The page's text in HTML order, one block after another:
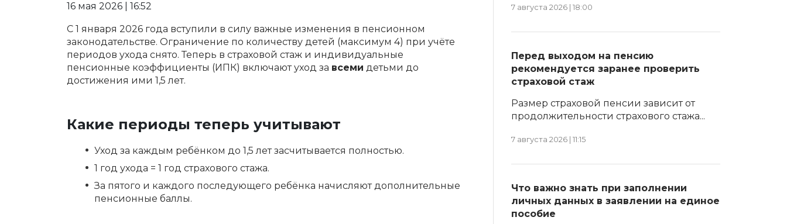
16 мая 2026 | 16:52
С 1 января 2026 года вступили в силу важные изменения в пенсионном
законодательстве. Ограничение по количеству детей (максимум 4) при учёте
периодов ухода снято. Теперь в страховой стаж и индивидуальные
пенсионные коэффициенты (ИПК) включают уход за всеми детьми до
достижения ими 1,5 лет.
Какие периоды теперь учитывают
Уход за каждым ребёнком до 1,5 лет засчитывается полностью.
1 год ухода = 1 год страхового стажа.
За пятого и каждого последующего ребёнка начисляют дополнительные
пенсионные баллы.
7 августа 2026 | 18:00
Перед выходом на пенсию
рекомендуется заранее проверить
страховой стаж
Размер страховой пенсии зависит от
продолжительности страхового стажа...
7 августа 2026 | 11:15
Что важно знать при заполнении
личных данных в заявлении на единое
пособие